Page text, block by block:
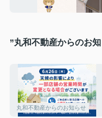
”丸和不動産からのお
丸和不動産からのお知らせ